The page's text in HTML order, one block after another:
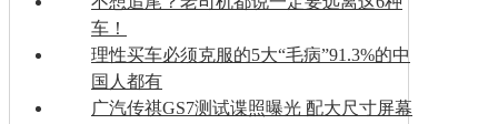
车！
理性买车必须克服的5大“毛病”91.3%的中
国人都有
广汽传祺GS7测试谍照曝光 配大尺寸屏幕